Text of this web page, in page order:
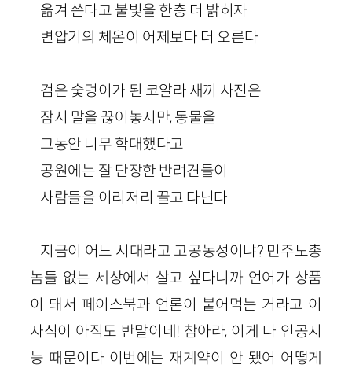
옮겨 쓴다고 불빛을 한층 더 밝히자
변압기의 체온이 어제보다 더 오른다
검은 숯덩이가 된 코알라 새끼 사진은
잠시 말을 끊어놓지만, 동물을
그동안 너무 학대했다고
공원에는 잘 단장한 반려견들이
사람들을 이리저리 끌고 다닌다
지금이 어느 시대라고 고공농성이냐? 민주노총
놈들 없는 세상에서 살고 싶다니까 언어가 상품
이 돼서 페이스북과 언론이 붙어먹는 거라고 이
자식이 아직도 반말이네! 참아라, 이게 다 인공지
능 때문이다 이번에는 재계약이 안 됐어 어떻게